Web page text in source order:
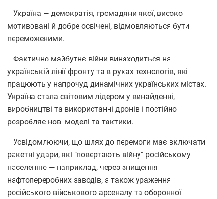
Україна — демократія, громадяни якої, високо
мотивовані й добре освічені, відмовляються бути
переможеними.
Фактично майбутнє війни винаходиться на
українській лінії фронту та в руках технологів, які
працюють у напрочуд динамічних українських містах.
Україна стала світовим лідером у винайденні,
виробництві та використанні дронів і постійно
розробляє нові моделі та тактики.
Усвідомлюючи, що шлях до перемоги має включати
ракетні удари, які "повертають війну" російському
населенню — наприклад, через знищення
нафтопереробних заводів, а також ураження
російського військового арсеналу та оборонної